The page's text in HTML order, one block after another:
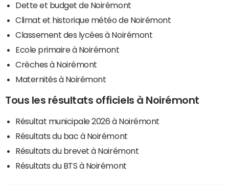
Dette et budget de Noirémont
Climat et historique météo de Noirémont
Classement des lycées à Noirémont
Ecole primaire à Noirémont
Crèches à Noirémont
Maternités à Noirémont
Tous les résultats officiels à Noirémont
Résultat municipale 2026 à Noirémont
Résultats du bac à Noirémont
Résultats du brevet à Noirémont
Résultats du BTS à Noirémont